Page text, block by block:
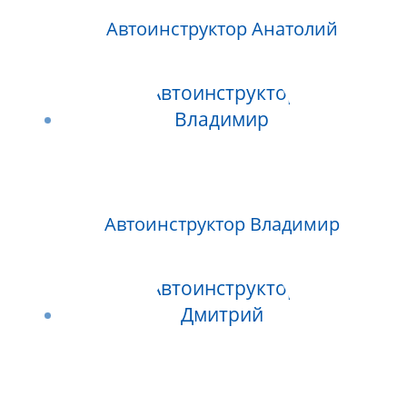
Автоинструктор Анатолий
Автоинструктор Владимир